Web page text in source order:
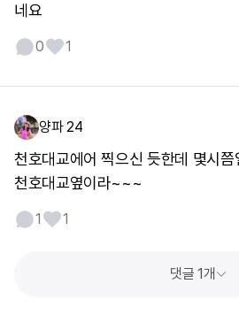
네요
0 1
양파 24
천호대교에어 찍으신 듯한데 몇시
천호대교옆이라~~~
1 1
댓글 1개